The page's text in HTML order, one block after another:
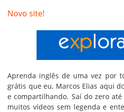
Novo site!
Aprenda inglês de uma vez por
grátis que eu, Marcos Elias aqui
e compartilhando. Saí do zero
muitos vídeos sem legenda e